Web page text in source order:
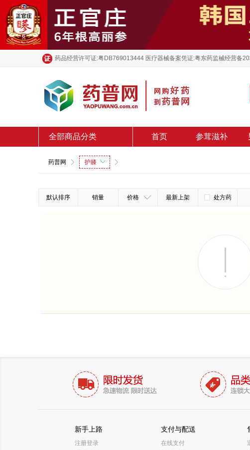
药品经营许可证:粤DB769013444 医疗器械备案凭证:粤东药监械经营备
全部商品分类 首页 参茸滋补
药普网 护膝
默认排序 销量 价格 最新上架 处方药
新手上路
注册登录
支付与配送
在线支付